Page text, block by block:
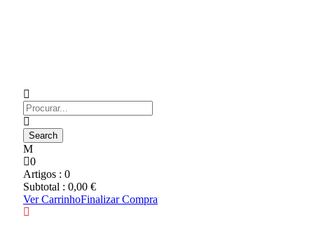
0
Artigos : 0
Subtotal : 0,00 €
Ver CarrinhoFinalizar Compra